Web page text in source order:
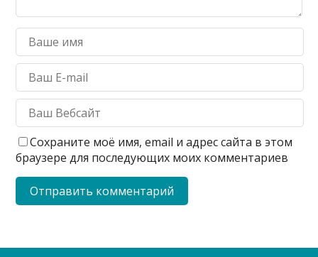
Сохраните моё имя, email и адрес сайта в этом
браузере для последующих моих комментариев